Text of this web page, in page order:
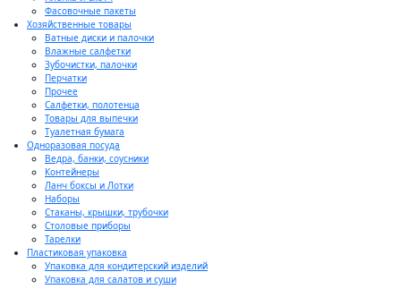
Фасовочные пакеты
Хозяйственные товары
Ватные диски и палочки
Влажные салфетки
Зубочистки, палочки
Перчатки
Прочее
Салфетки, полотенца
Товары для выпечки
Туалетная бумага
Одноразовая посуда
Ведра, банки, соусники
Контейнеры
Ланч боксы и Лотки
Наборы
Стаканы, крышки, трубочки
Столовые приборы
Тарелки
Пластиковая упаковка
Упаковка для кондитерский изделий
Упаковка для салатов и суши